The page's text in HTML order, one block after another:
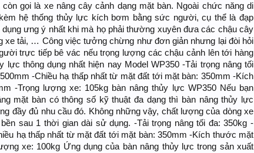
gọi là xe nâng cây cảnh dạng mặt bàn. Ngoài chức năng di
hệ thống thủy lực kích bơm bằng sức người, cụ thể là đạp
ưng ý nhất khi mà họ phải thường xuyên đưa các chậu cây
xe tải, … Công việc tưởng chừng như đơn giản nhưng lại đòi hỏi
trực tiếp bê vác nếu trọng lượng các chậu cảnh lên tới hàng
lực thông dụng nhất hiện nay Model WP350 -Tải trọng nâng tối
-Chiều hạ thấp nhất từ mặt đất tới mặt bàn: 350mm -Kích
-Trọng lượng xe: 105kg bàn nâng thủy lực WP350 Nếu bạn
mặt bàn có thông số kỹ thuật đa dạng thì bàn nâng thủy lực
đầy đủ nhu cầu đó. Không những vậy, chất lượng của dòng xe
sau 1 thời gian dài sử dụng. -Tải trọng nâng tối đa: 350kg -
hạ thấp nhất từ mặt đất tới mặt bàn: 350mm -Kích thước mặt
xe: 100kg Ứng dụng của bàn nâng thủy lực trong sản xuất